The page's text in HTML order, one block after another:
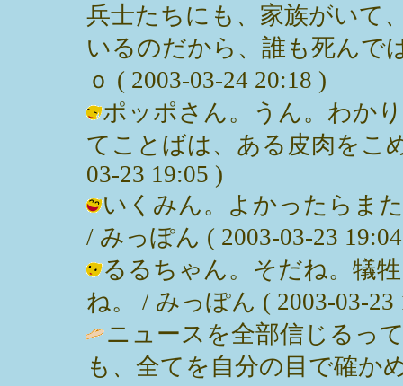
兵士たちにも、家族がいて
いるのだから、誰も死んで
ｏ ( 2003-03-24 20:18 )
ポッポさん。うん。わか
てことばは、ある皮肉をこ
03-23 19:05 )
いくみん。よかったらま
/ みっぽん ( 2003-03-23
るるちゃん。そだね。犠
ね。 / みっぽん ( 2003-03-23
ニュースを全部信じるっ
も、全てを自分の目で確か